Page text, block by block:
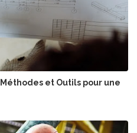
et Outils pour une